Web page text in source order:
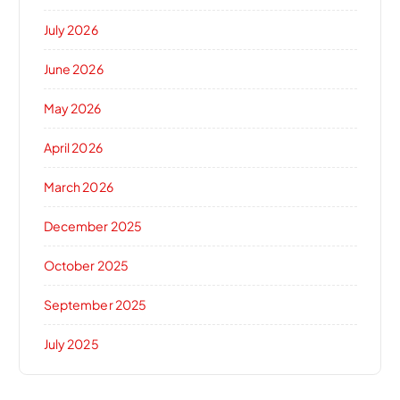
July 2026
June 2026
May 2026
April 2026
March 2026
December 2025
October 2025
September 2025
July 2025